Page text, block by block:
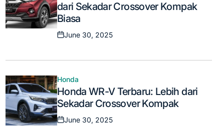
dari Sekadar Crossover Kompak
Biasa
Posted
June 30, 2025
Posted
in
Honda
Honda WR-V Terbaru: Lebih dari
Sekadar Crossover Kompak
Posted
June 30, 2025